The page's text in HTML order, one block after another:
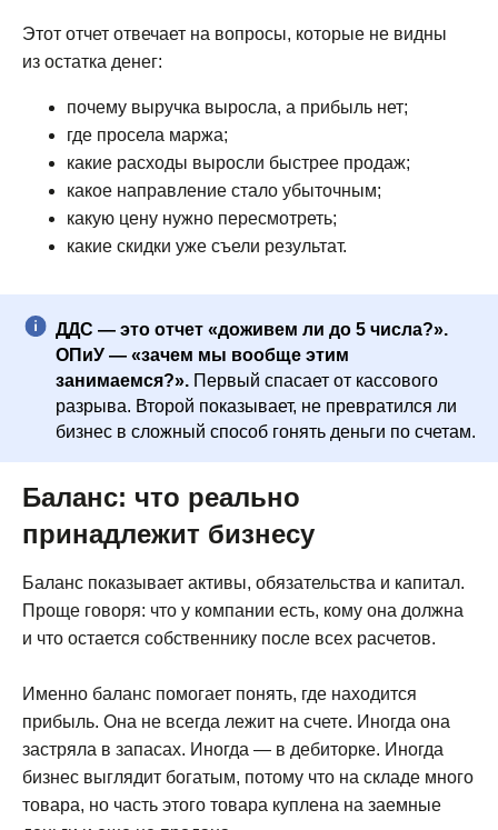
Этот отчет отвечает на вопросы, которые не видны
из остатка денег:
почему выручка выросла, а прибыль нет;
где просела маржа;
какие расходы выросли быстрее продаж;
какое направление стало убыточным;
какую цену нужно пересмотреть;
какие скидки уже съели результат.
ДДС — это отчет «доживем ли до 5 числа?».
ОПиУ — «зачем мы вообще этим
занимаемся?». Первый спасает от кассового
разрыва. Второй показывает, не превратился ли
бизнес в сложный способ гонять деньги по счетам.
Баланс: что реально
принадлежит бизнесу
Баланс показывает активы, обязательства и капитал.
Проще говоря: что у компании есть, кому она должна
и что остается собственнику после всех расчетов.
Именно баланс помогает понять, где находится
прибыль. Она не всегда лежит на счете. Иногда она
застряла в запасах. Иногда — в дебиторке. Иногда
бизнес выглядит богатым, потому что на складе много
товара, но часть этого товара куплена на заемные